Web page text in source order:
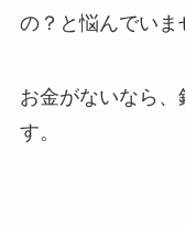
の？と悩んでいま
お金がないなら
す。